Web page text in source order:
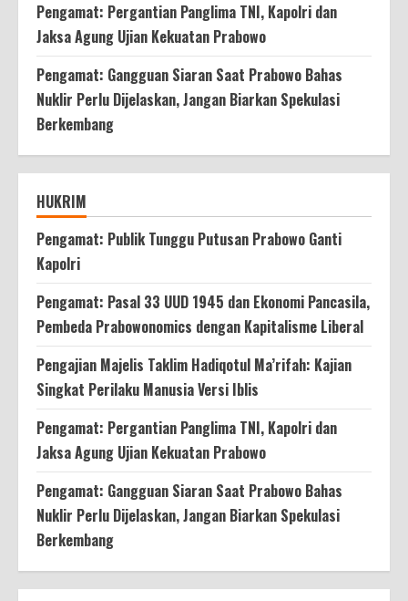
Pengamat: Pergantian Panglima TNI, Kapolri dan
Jaksa Agung Ujian Kekuatan Prabowo
Pengamat: Gangguan Siaran Saat Prabowo Bahas
Nuklir Perlu Dijelaskan, Jangan Biarkan Spekulasi
Berkembang
HUKRIM
Pengamat: Publik Tunggu Putusan Prabowo Ganti
Kapolri
Pengamat: Pasal 33 UUD 1945 dan Ekonomi Pancasila,
Pembeda Prabowonomics dengan Kapitalisme Liberal
Pengajian Majelis Taklim Hadiqotul Ma’rifah: Kajian
Singkat Perilaku Manusia Versi Iblis
Pengamat: Pergantian Panglima TNI, Kapolri dan
Jaksa Agung Ujian Kekuatan Prabowo
Pengamat: Gangguan Siaran Saat Prabowo Bahas
Nuklir Perlu Dijelaskan, Jangan Biarkan Spekulasi
Berkembang